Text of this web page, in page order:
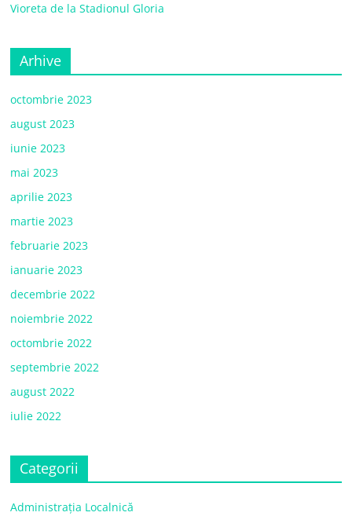
Vioreta de la Stadionul Gloria
Arhive
octombrie 2023
august 2023
iunie 2023
mai 2023
aprilie 2023
martie 2023
februarie 2023
ianuarie 2023
decembrie 2022
noiembrie 2022
octombrie 2022
septembrie 2022
august 2022
iulie 2022
Categorii
Administrația Localnică